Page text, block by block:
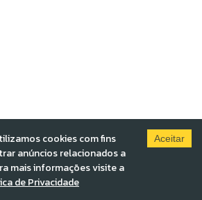
cookies com fins
anúncios relacionados a
mais informações visite a
de Privacidade
Aceitar